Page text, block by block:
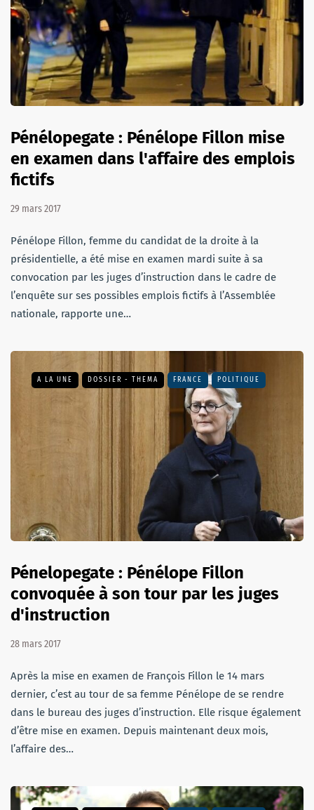
Pénélopegate : Pénélope Fillon mise
en examen dans l'affaire des emplois
fictifs
29 mars 2017
Pénélope Fillon, femme du candidat de la droite à la
présidentielle, a été mise en examen mardi suite à sa
convocation par les juges d’instruction dans le cadre de
l’enquête sur ses possibles emplois fictifs à l’Assemblée
nationale, rapporte une…
A LA UNE DOSSIER - THEMA FRANCE POLITIQUE
Pénelopegate : Pénélope Fillon
convoquée à son tour par les juges
d'instruction
28 mars 2017
Après la mise en examen de François Fillon le 14 mars
dernier, c’est au tour de sa femme Pénélope de se rendre
dans le bureau des juges d’instruction. Elle risque également
d’être mise en examen. Depuis maintenant deux mois,
l’affaire des…